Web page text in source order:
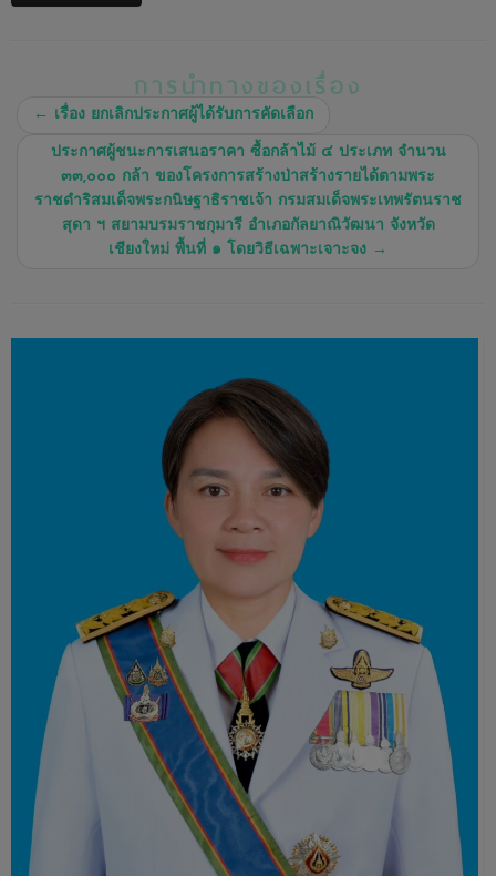
การนำทางของเรื่อง
← เรื่อง ยกเลิกประกาศผู้ได้รับการคัดเลือก
ประกาศผู้ชนะการเสนอราคา ซื้อกล้าไม้ ๔ ประเภท จำนวน
๓๓,๐๐๐ กล้า ของโครงการสร้างป่าสร้างรายได้ตามพระ
ราชดำริสมเด็จพระกนิษฐาธิราชเจ้า กรมสมเด็จพระเทพรัตนราช
สุดา ฯ สยามบรมราชกุมารี อำเภอกัลยาณิวัฒนา จังหวัด
เชียงใหม่ พื้นที่ ๑ โดยวิธีเฉพาะเจาะจง →